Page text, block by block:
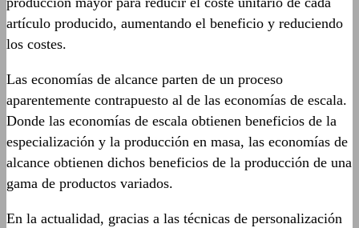
artículo producido, aumentando el beneficio y reduciendo
los costes.
Las economías de alcance parten de un proceso
aparentemente contrapuesto al de las economías de escala.
Donde las economías de escala obtienen beneficios de la
especialización y la producción en masa, las economías de
alcance obtienen dichos beneficios de la producción de una
gama de productos variados.
En la actualidad, gracias a las técnicas de personalización